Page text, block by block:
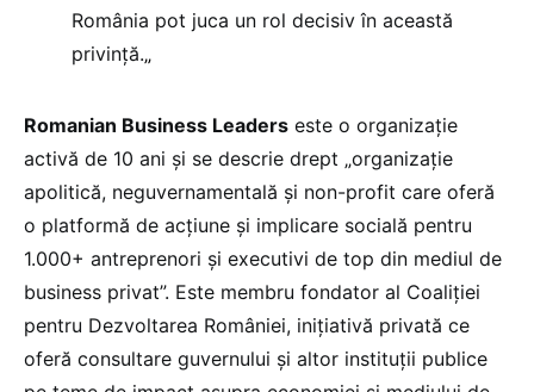
România pot juca un rol decisiv în această
privință.„
Romanian Business Leaders este o organizație
activă de 10 ani și se descrie drept „organizație
apolitică, neguvernamentală și non-profit care oferă
o platformă de acțiune și implicare socială pentru
1.000+ antreprenori și executivi de top din mediul de
business privat”. Este membru fondator al Coaliției
pentru Dezvoltarea României, inițiativă privată ce
oferă consultare guvernului și altor instituții publice